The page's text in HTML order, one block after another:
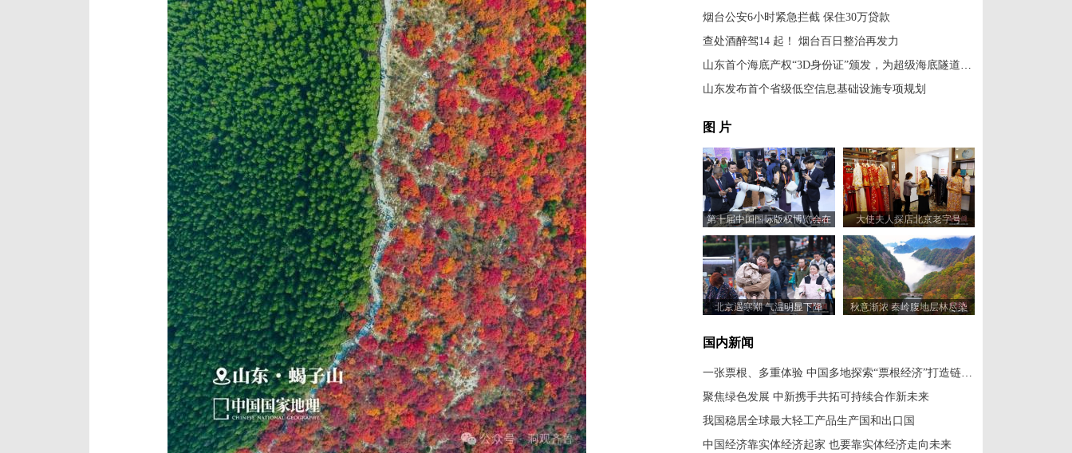
烟台公安6小时紧急拦截 保住30万贷款
查处酒醉驾14 起！ 烟台百日整治再发力
山东首个海底产权“3D身份证”颁发，为超级海底隧道工程护航
山东发布首个省级低空信息基础设施专项规划
图 片
第十届中国国际版权博览会在
山东青岛开幕
大使夫人探店北京老字号
北京遇寒潮 气温明显下降 秋意渐浓 秦岭腹地层林尽染
国内新闻
一张票根、多重体验 中国多地探索“票根经济”打造链式消费新场景
聚焦绿色发展 中新携手共拓可持续合作新未来
我国稳居全球最大轻工产品生产国和出口国
中国经济靠实体经济起家 也要靠实体经济走向未来